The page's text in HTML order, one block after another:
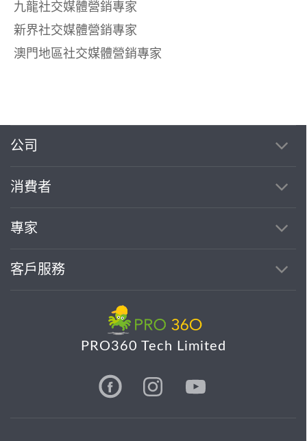
九龍社交媒體營銷專家
新界社交媒體營銷專家
澳門地區社交媒體營銷專家
公司
消費者
專家
客戶服務
PRO360 Tech Limited